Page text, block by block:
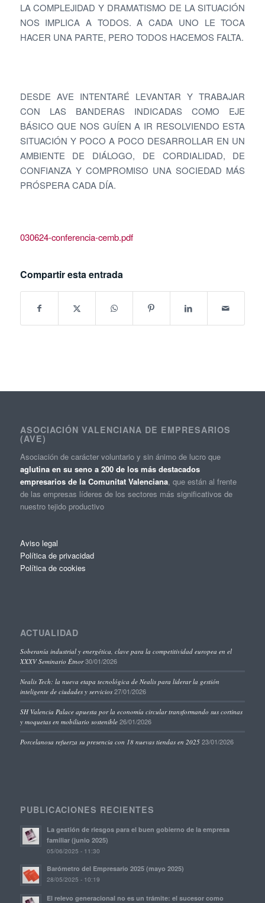
LA COMPLEJIDAD Y DRAMATISMO DE LA SITUACIÓN
NOS IMPLICA A TODOS. A CADA UNO LE TOCA
HACER UNA PARTE, PERO TODOS HACEMOS FALTA.
DESDE AVE INTENTARÉ LEVANTAR Y TRABAJAR
CON LAS BANDERAS INDICADAS COMO EJE
BÁSICO QUE NOS GUÍEN A IR RESOLVIENDO ESTA
SITUACIÓN Y POCO A POCO DESARROLLAR EN UN
AMBIENTE DE DIÁLOGO, DE CORDIALIDAD, DE
CONFIANZA Y COMPROMISO UNA SOCIEDAD MÁS
PRÓSPERA CADA DÍA.
030624-conferencia-cemb.pdf
Compartir esta entrada
ASOCIACIÓN VALENCIANA DE EMPRESARIOS
(AVE)
Asociación de carácter voluntario y sin ánimo de lucro que
aglutina en su seno a 200 de los más destacados
empresarios de la Comunitat Valenciana, que están al frente
de las empresas líderes de los sectores más significativos de
nuestro tejido productivo
Aviso legal
Política de privacidad
Política de cookies
ACTUALIDAD
Soberanía industrial y energética, clave para la competitividad europea en el
XXXV Seminario Étnor 30/01/2026
Nealis Tech: la nueva etapa tecnológica de Nealis para liderar la gestión
inteligente de ciudades y servicios 27/01/2026
SH Valencia Palace apuesta por la economía circular transformando sus cortinas
y moquetas en mobiliario sostenible 26/01/2026
Porcelanosa refuerza su presencia con 18 nuevas tiendas en 2025 23/01/2026
PUBLICACIONES RECIENTES
La gestión de riesgos para el buen gobierno de la empresa
familiar (junio 2025)
05/06/2025 - 11:30
Barómetro del Empresario 2025 (mayo 2025)
28/05/2025 - 10:19
El relevo generacional no es un trámite: el sucesor como